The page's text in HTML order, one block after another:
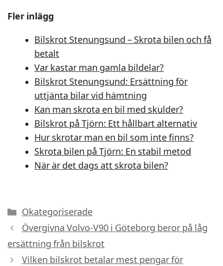
Fler inlägg
Bilskrot Stenungsund – Skrota bilen och få
betalt
Var kastar man gamla bildelar?
Bilskrot Stenungsund: Ersättning för
uttjänta bilar vid hämtning
Kan man skrota en bil med skulder?
Bilskrot på Tjörn: Ett hållbart alternativ
Hur skrotar man en bil som inte finns?
Skrota bilen på Tjörn: En stabil metod
När är det dags att skrota bilen?
Kategorier
Okategoriserade
Övergivna Volvo-V90 i Göteborg beror på låg
ersättning från bilskrot
Vilken bilskrot betalar mest pengar för